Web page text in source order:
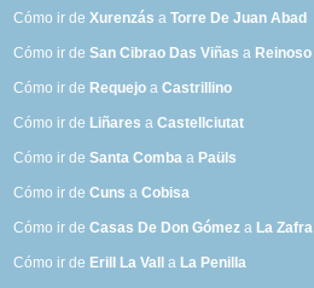
Cómo ir deXurenzás aTorre De Juan Abad
Cómo ir deSan Cibrao Das Viñas a Reinoso
Cómo ir de Requejo aCastrillino
Cómo ir de Liñares aCastellciutat
Cómo ir deSanta Comba a Paüls
Cómo ir deCuns aCobisa
Cómo ir deCasas De Don Gómez a La Zafra
Cómo ir de Erill La Vall a La Penilla